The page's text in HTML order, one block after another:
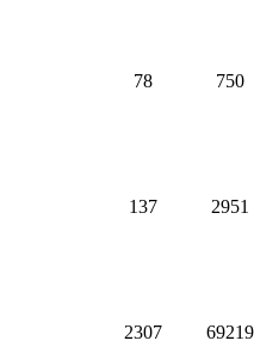
78 750
137 2951
2307 69219